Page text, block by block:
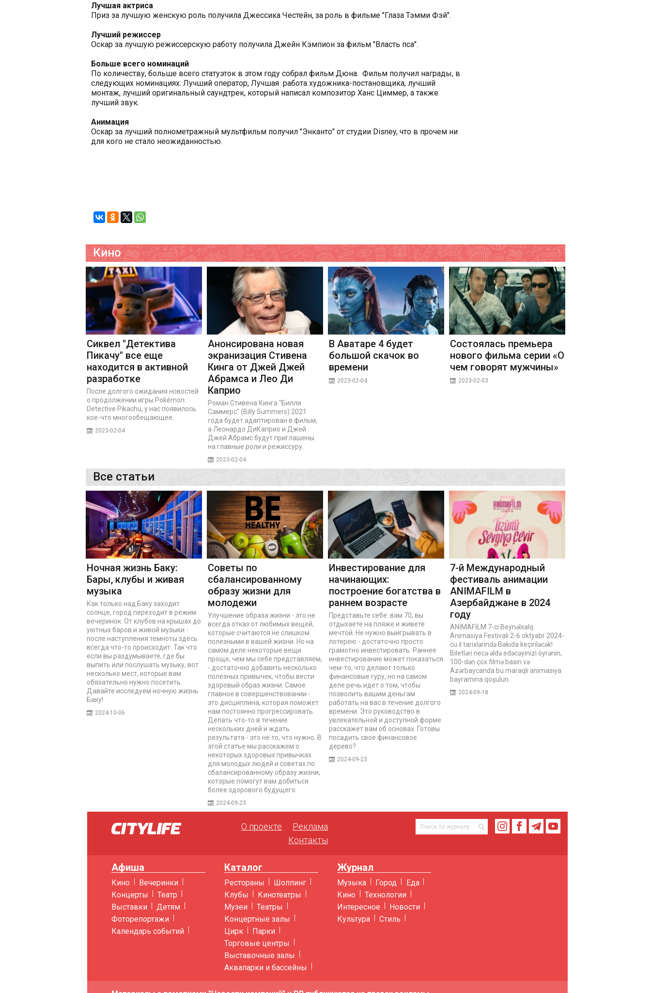
Лучшая актриса
Приз за лучшую женскую роль получила Джессика Честейн, за роль в фильме "Глаза Тэмми Фэй".
Лучший режиссер
Оскар за лучшую режиссерскую работу получила Джейн Кэмпион за фильм "Власть пса".
Больше всего номинаций
По количеству, больше всего статуэток в этом году собрал фильм Дюна. Фильм получил награды, в
следующих номинациях: Лучший оператор, Лучшая работа художника-постановщика, лучший
монтаж, лучший оригинальный саундтрек, который написал композитор Ханс Циммер, а также
лучший звук.
Анимация
Оскар за лучший полнометражный мультфильм получил "Энканто" от студии Disney, что в прочем ни
для кого не стало неожиданностью.
Кино
Сиквел "Детектива
Пикачу" все еще
находится в активной
разработке
После долгого ожидания новостей
о продолжении игры Pokémon:
Detective Pikachu, у нас появилось
кое-что многообещающее.
2023-02-04
Анонсирована новая
экранизация Стивена
Кинга от Джей Джей
Абрамса и Лео Ди
Каприо
Роман Стивена Кинга "Билли
Саммерс" (Billy Summers) 2021
года будет адаптирован в фильм,
а Леонардо ДиКаприо и Джей
Джей Абрамс будут приглашены
на главные роли и режиссуру.
2023-02-04
В Аватаре 4 будет
большой скачок во
времени
2023-02-04
Состоялась премьера
нового фильма серии «О
чем говорят мужчины»
2023-02-03
Все статьи
Ночная жизнь Баку:
Бары, клубы и живая
музыка
Как только над Баку заходит
солнце, город переходит в режим
вечеринок. От клубов на крышах до
уютных баров и живой музыки -
после наступления темноты здесь
всегда что-то происходит. Так что
если вы раздумываете, где бы
выпить или послушать музыку, вот
несколько мест, которые вам
обязательно нужно посетить.
Давайте исследуем ночную жизнь
Баку!
2024-10-06
Советы по
сбалансированному
образу жизни для
молодежи
Улучшение образа жизни - это не
всегда отказ от любимых вещей,
которые считаются не слишком
полезными в вашей жизни. Но на
самом деле некоторые вещи
проще, чем мы себе представляем,
- достаточно добавить несколько
полезных привычек, чтобы вести
здоровый образ жизни. Самое
главное в совершенствовании -
это дисциплина, которая поможет
нам постоянно прогрессировать.
Делать что-то в течение
нескольких дней и ждать
результата - это не то, что нужно. В
этой статье мы расскажем о
некоторых здоровых привычках
для молодых людей и советах по
сбалансированному образу жизни,
которые помогут вам добиться
более здорового будущего.
2024-09-23
Инвестирование для
начинающих:
построение богатства в
раннем возрасте
Представьте себе: вам 70, вы
отдыхаете на пляже и живете
мечтой. Не нужно выигрывать в
лотерею - достаточно просто
грамотно инвестировать. Раннее
инвестирование может показаться
чем-то, что делают только
финансовые гуру, но на самом
деле речь идет о том, чтобы
позволить вашим деньгам
работать на вас в течение долгого
времени. Это руководство в
увлекательной и доступной форме
расскажет вам об основах. Готовы
посадить свое финансовое
дерево?
2024-09-23
7-й Международный
фестиваль анимации
ANIMAFILM в
Азербайджане в 2024
году
ANİMAFİLM 7-ci Beynəlxalq
Animasiya Festivalı 2-6 oktyabr 2024-
cü il tarixlərində Bakıda keçiriləcək!
Biletləri necə əldə edəcəyinizi öyrənin,
100-dən çox filmə baxın və
Azərbaycanda bu maraqlı animasiya
bayramına qoşulun.
2024-09-18
О проекте
Реклама
Контакты
Афиша
Кино
Вечеринки
Концерты
Театр
Выставки
Детям
Фоторепортажи
Календарь событий
Каталог
Рестораны
Шоппинг
Клубы
Кинотеатры
Музеи
Театры
Концертные залы
Цирк
Парки
Торговые центры
Выставочные залы
Аквапарки и бассейны
Журнал
Музыка Город
Еда
Кино
Технологии
Интересное
Новости
Культура
Стиль